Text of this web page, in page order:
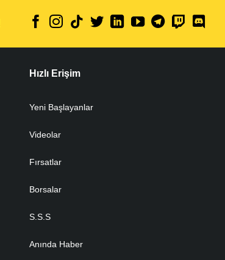
Hızlı Erişim
Yeni Başlayanlar
Videolar
Fırsatlar
Borsalar
S.S.S
Anında Haber